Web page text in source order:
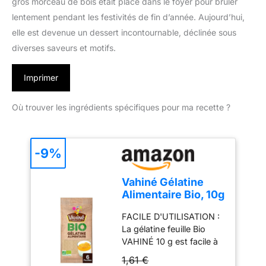
lentement pendant les festivités de fin d’année. Aujourd’hui,
elle est devenue un dessert incontournable, déclinée sous
diverses saveurs et motifs.
Imprimer
Où trouver les ingrédients spécifiques pour ma recette ?
Vahiné Gélatine
Alimentaire Bio, 10g
FACILE D'UTILISATION :
La gélatine feuille Bio
VAHINÉ 10 g est facile à
1,61 €
-9%